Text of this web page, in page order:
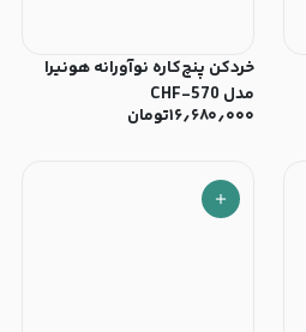
خردکن پنچ‌کاره نوآورانه هونیرا
مدل CHF-570
۱۶٫۶۸۰٫۰۰۰تومان